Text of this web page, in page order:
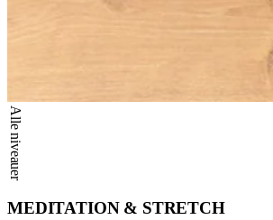
Alle niveauer
MEDITATION & STRETCH